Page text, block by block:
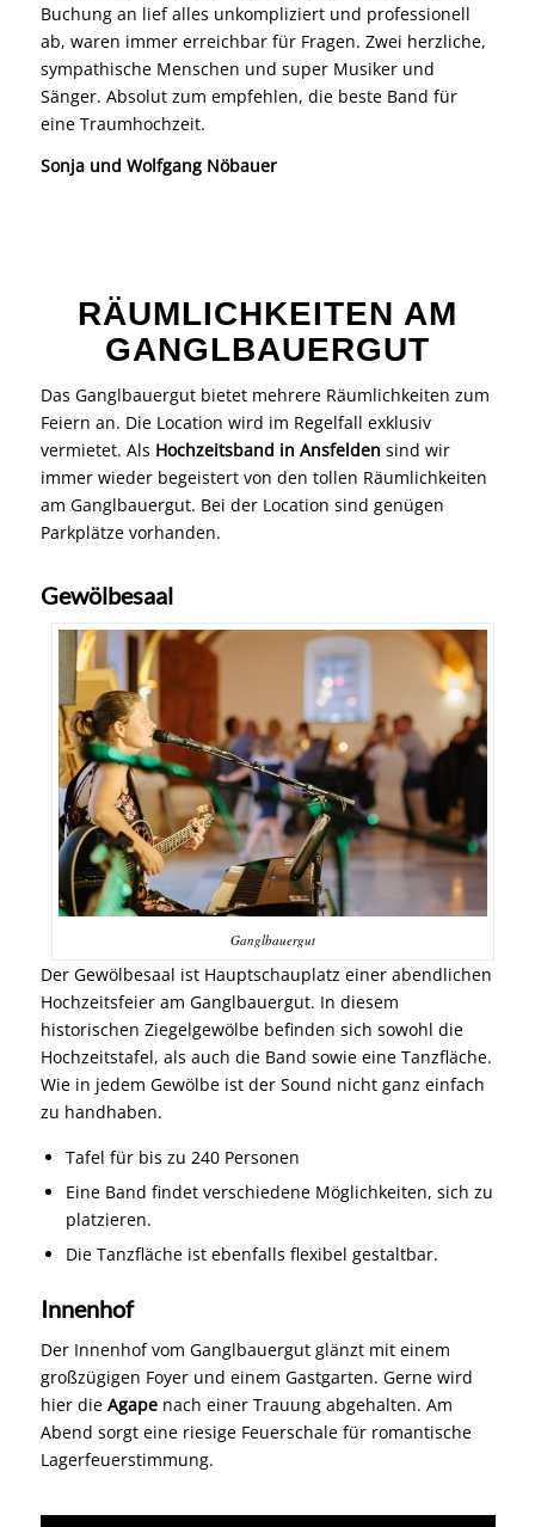
Buchung an lief alles unkompliziert und professionell
ab, waren immer erreichbar für Fragen. Zwei herzliche,
sympathische Menschen und super Musiker und
Sänger. Absolut zum empfehlen, die beste Band für
eine Traumhochzeit.
Sonja und Wolfgang Nöbauer
RÄUMLICHKEITEN AM
GANGLBAUERGUT
Das Ganglbauergut bietet mehrere Räumlichkeiten zum
Feiern an. Die Location wird im Regelfall exklusiv
vermietet. Als Hochzeitsband in Ansfelden sind wir
immer wieder begeistert von den tollen Räumlichkeiten
am Ganglbauergut. Bei der Location sind genügen
Parkplätze vorhanden.
Gewölbesaal
Ganglbauergut
Der Gewölbesaal ist Hauptschauplatz einer abendlichen
Hochzeitsfeier am Ganglbauergut. In diesem
historischen Ziegelgewölbe befinden sich sowohl die
Hochzeitstafel, als auch die Band sowie eine Tanzfläche.
Wie in jedem Gewölbe ist der Sound nicht ganz einfach
zu handhaben.
Tafel für bis zu 240 Personen
Eine Band findet verschiedene Möglichkeiten, sich zu
platzieren.
Die Tanzfläche ist ebenfalls flexibel gestaltbar.
Innenhof
Der Innenhof vom Ganglbauergut glänzt mit einem
großzügigen Foyer und einem Gastgarten. Gerne wird
hier die Agape nach einer Trauung abgehalten. Am
Abend sorgt eine riesige Feuerschale für romantische
Lagerfeuerstimmung.